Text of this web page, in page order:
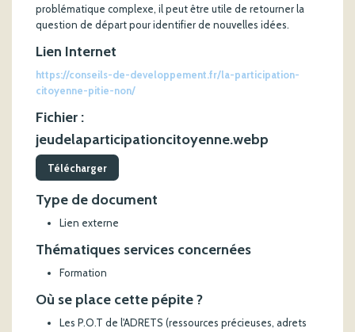
problématique complexe, il peut être utile de retourner la
question de départ pour identifier de nouvelles idées.
Lien Internet
https://conseils-de-developpement.fr/la-participation-
citoyenne-pitie-non/
Fichier :
jeudelaparticipationcitoyenne.webp
Télécharger
Type de document
Lien externe
Thématiques services concernées
Formation
Où se place cette pépite ?
Les P.O.T de l'ADRETS (ressources précieuses, adrets